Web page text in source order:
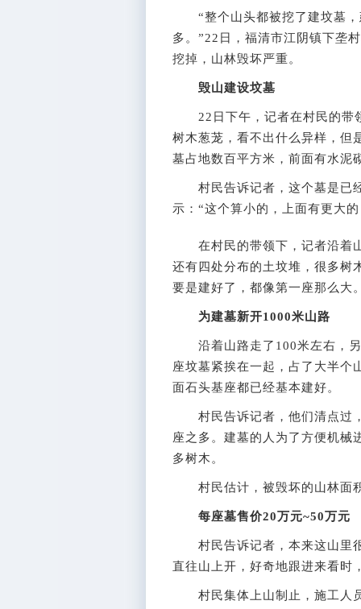
“整个山头都被挖了建坟墓，
多。”22日，福清市江阴镇下垄
挖掉，山林毁坏严重。
毁山建设坟墓
22日下午，记者在村民的带
树木葱茏，看不出什么异样，但
墓占地数百平方米，前面有水泥
村民告诉记者，这个墓是已经
示：“这个算小的，上面有更大
在村民的带领下，记者沿着山
还有四处分布的土坟堆，很多树
要是建好了，都像第一座那么大
为建墓新开1000米山路
沿着山路走了100米左右，另
座坟墓紧挨在一起，占了大半个
面石头基座都已经基本建好。
村民告诉记者，他们清点过，
座之多。建墓的人为了方便机械
多树木。
村民估计，被毁坏的山林面
每座墓售价20万元~50万元
村民告诉记者，本来这山里很
直往山上开，好奇地跟进来看时
村民集体上山制止，施工人员